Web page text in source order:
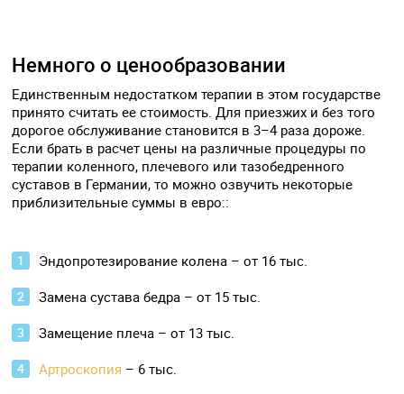
Немного о ценообразовании
Единственным недостатком терапии в этом государстве
принято считать ее стоимость. Для приезжих и без того
дорогое обслуживание становится в 3–4 раза дороже.
Если брать в расчет цены на различные процедуры по
терапии коленного, плечевого или тазобедренного
суставов в Германии, то можно озвучить некоторые
приблизительные суммы в евро::
Эндопротезирование колена – от 16 тыс.
Замена сустава бедра – от 15 тыс.
Замещение плеча – от 13 тыс.
Артроскопия – 6 тыс.